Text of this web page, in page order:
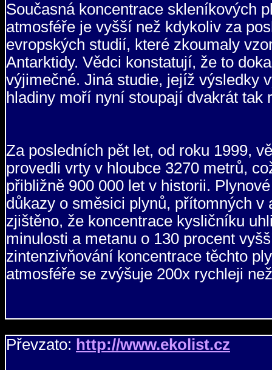
Současná koncentrace skleníkových
atmosféře je vyšší než kdykoliv za
evropských studií, které zkoumaly
Antarktidy. Vědci konstatují, že to
výjimečné. Jiná studie, jejíž výsledky
hladiny moří nyní stoupají dvakrát
Za posledních pět let, od roku 1999,
provedli vrty v hloubce 3270 metrů,
přibližně 900 000 let v historii.
důkazy o směsici plynů, přítomných
zjištěno, že koncentrace kysličníku
minulosti a metanu o 130 procent
zintenzivňování koncentrace těchto
atmosféře se zvýšuje 200x rychleji
Převzato: http://www.ekolist.cz